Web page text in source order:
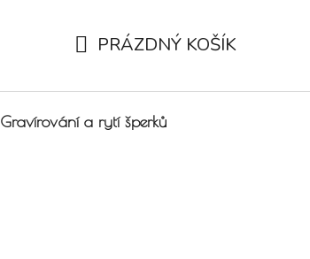
PRÁZDNÝ KOŠÍK
Gravírování a rytí šperků